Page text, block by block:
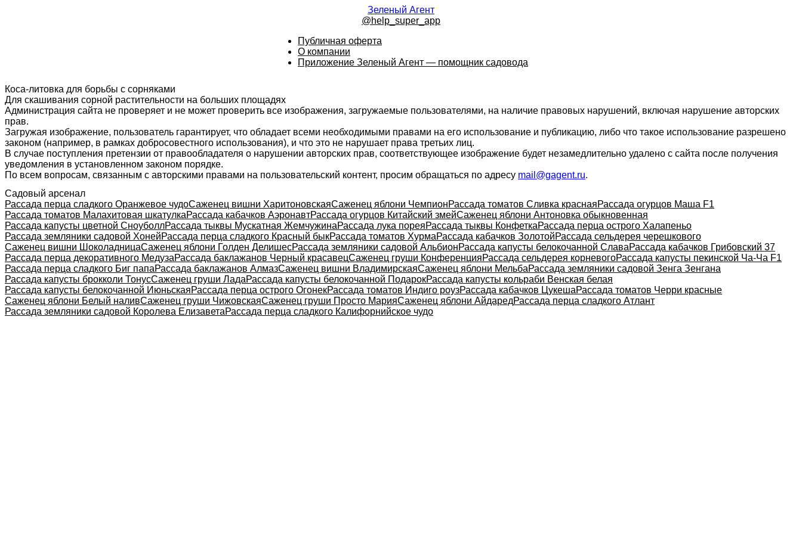
Зеленый Агент
@help_super_app
Публичная оферта
О компании
Приложение Зеленый Агент — помощник садовода
Коса-литовка для борьбы с сорняками
Для скашивания сорной растительности на больших площадях
Администрация сайта не проверяет и не может проверить все изображения, загружаемые пользователями, на наличие правовых нарушений, включая нарушение авторских
прав.
Загружая изображение, пользователь гарантирует, что обладает всеми необходимыми правами на его использование и публикацию, либо что такое использование разрешено
законом (например, в рамках добросовестного использования), и что это не нарушает права третьих лиц.
В случае поступления претензии от правообладателя о нарушении авторских прав, соответствующее изображение будет незамедлительно удалено с сайта после получения
уведомления в установленном законом порядке.
По всем вопросам, связанным с авторскими правами на пользовательский контент, просим обращаться по адресу mail@gagent.ru.
Садовый арсенал
Рассада перца сладкого Оранжевое чудоСаженец вишни ХаритоновскаяСаженец яблони ЧемпионРассада томатов Сливка краснаяРассада огурцов Маша F1
Рассада томатов Малахитовая шкатулкаРассада кабачков АэронавтРассада огурцов Китайский змейСаженец яблони Антоновка обыкновенная
Рассада капусты цветной СноуболлРассада тыквы Мускатная ЖемчужинаРассада лука пореяРассада тыквы КонфеткаРассада перца острого Халапеньо
Рассада земляники садовой ХонейРассада перца сладкого Красный быкРассада томатов ХурмаРассада кабачков ЗолотойРассада сельдерея черешкового
Саженец вишни ШоколадницаСаженец яблони Голден ДелишесРассада земляники садовой АльбионРассада капусты белокочанной СлаваРассада кабачков Грибовский 37
Рассада перца декоративного МедузаРассада баклажанов Черный красавецСаженец груши КонференцияРассада сельдерея корневогоРассада капусты пекинской Ча-Ча F1
Рассада перца сладкого Биг папаРассада баклажанов АлмазСаженец вишни ВладимирскаяСаженец яблони МельбаРассада земляники садовой Зенга Зенгана
Рассада капусты брокколи ТонусСаженец груши ЛадаРассада капусты белокочанной ПодарокРассада капусты кольраби Венская белая
Рассада капусты белокочанной ИюньскаяРассада перца острого ОгонекРассада томатов Индиго роузРассада кабачков ЦукешаРассада томатов Черри красные
Саженец яблони Белый наливСаженец груши ЧижовскаяСаженец груши Просто МарияСаженец яблони АйдаредРассада перца сладкого Атлант
Рассада земляники садовой Королева ЕлизаветаРассада перца сладкого Калифорнийское чудо